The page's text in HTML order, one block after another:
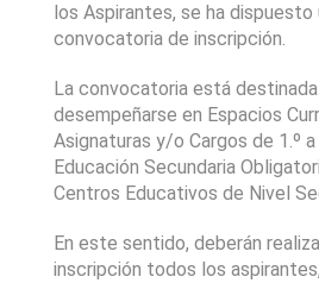
los Aspirantes, se ha dispuesto
convocatoria de inscripción.
La convocatoria está
desempeñarse en Espacios
Asignaturas y/o Cargos de 1.º a
Educación Secundaria
Centros Educativos de Nivel
En este sentido, deberán
inscripción todos los